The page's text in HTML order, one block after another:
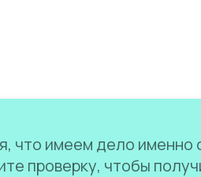
что имеем дело именно
проверку, чтобы